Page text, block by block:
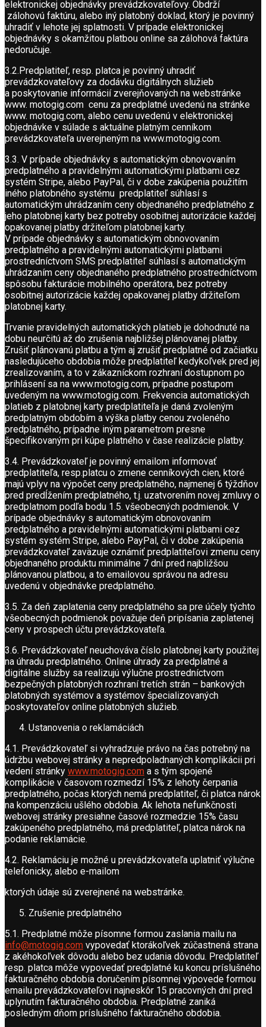
elektronickej objednávky prevádzkovateľovy. Obdrží
zálohovú faktúru, alebo iný platobný doklad, ktorý je povinný
uhradiť v lehote jej splatnosti. V prípade elektronickej
objednávky s okamžitou platbou online sa zálohová faktúra
nedoručuje.
3.2.Predplatiteľ, resp. platca je povinný uhradiť
prevádzkovateľovy za dodávku digitálnych služieb
a poskytovanie informácií zverejňovaných na webstránke
www. motogig.com cenu za predplatné uvedenú na stránke
www. motogig.com, alebo cenu uvedenú v elektronickej
objednávke v súlade s aktuálne platným cenníkom
prevádzkovateľa uverejneným na www.motogig.com.
3.3. V prípade objednávky s automatickým obnovovaním
predplatného a pravidelnými automatickými platbami cez
systém Stripe, alebo PayPal, či v dobe zakúpenia použitím
iného platobného systému predplatiteľ súhlasí s
automatickým uhrádzaním ceny objednaného predplatného z
jeho platobnej karty bez potreby osobitnej autorizácie každej
opakovanej platby držiteľom platobnej karty.
V prípade objednávky s automatickým obnovovaním
predplatného a pravidelnými automatickými platbami
prostredníctvom SMS predplatiteľ súhlasí s automatickým
uhrádzaním ceny objednaného predplatného prostredníctvom
spôsobu fakturácie mobilného operátora, bez potreby
osobitnej autorizácie každej opakovanej platby držiteľom
platobnej karty.
Trvanie pravidelných automatických platieb je dohodnuté na
dobu neurčitú až do zrušenia najbližšej plánovanej platby.
Zrušiť plánovanú platbu a tým aj zrušiť predplatné od začiatku
nasledujúceho obdobia môže predplatiteľ kedykoľvek pred jej
zrealizovaním, a to v zákazníckom rozhraní dostupnom po
prihlásení sa na www.motogig.com, prípadne postupom
uvedeným na www.motogig.com. Frekvencia automatických
platieb z platobnej karty predplatiteľa je daná zvoleným
predplatným obdobím a výška platby cenou zvoleného
predplatného, prípadne iným parametrom presne
špecifikovaným pri kúpe platného v čase realizácie platby.
3.4. Prevádzkovateľ je povinný emailom informovať
predplatiteľa, resp.platcu o zmene cenníkových cien, ktoré
majú vplyv na výpočet ceny predplatného, najmenej 6 týždňov
pred predĺžením predplatného, t.j. uzatvorením novej zmluvy o
predplatnom podľa bodu 1.5. všeobecných podmienok. V
prípade objednávky s automatickým obnovovaním
predplatného a pravidelnými automatickými platbami cez
systém systém Stripe, alebo PayPal, či v dobe zakúpenia
prevádzkovateľ zaväzuje oznámiť predplatiteľovi zmenu ceny
objednaného produktu minimálne 7 dní pred najbližšou
plánovanou platbou, a to emailovou správou na adresu
uvedenú v objednávke predplatného.
3.5. Za deň zaplatenia ceny predplatného sa pre účely týchto
všeobecných podmienok považuje deň pripísania zaplatenej
ceny v prospech účtu prevádzkovateľa.
3.6. Prevádzkovateľ neuchováva číslo platobnej karty použitej
na úhradu predplatného. Online úhrady za predplatné a
digitálne služby sa realizujú výlučne prostredníctvom
bezpečných platobných rozhraní tretích strán – bankových
platobných systémov a systémov špecializovaných
poskytovateľov online platobných služieb.
Ustanovenia o reklamáciách
4.1. Prevádzkovateľ si vyhradzuje právo na čas potrebný na
údržbu webovej stránky a nepredpoladnaných komplikácii pri
vedení stránky www.motogig.com a s tým spojené
komplikácie v časovom rozmedzí 15% z lehoty čerpania
predplatného, počas ktorých nemá predplatiteľ, či platca nárok
na kompenzáciu ušlého obdobia. Ak lehota nefunkčnosti
webovej stránky presiahne časové rozmedzie 15% času
zakúpeného predplatného, má predplatiteľ, platca nárok na
podanie reklamácie.
4.2. Reklamáciu je možné u prevádzkovateľa uplatniť výlučne
telefonicky, alebo e-mailom
ktorých údaje sú zverejnené na webstránke.
Zrušenie predplatného
5.1. Predplatné môže písomne formou zaslania mailu na
info@motogig.com vypovedať ktorákoľvek zúčastnená strana
z akéhokoľvek dôvodu alebo bez udania dôvodu. Predplatiteľ
resp. platca môže vypovedať predplatné ku koncu príslušného
fakturačného obdobia doručením písomnej výpovede formou
emailu prevádzkovateľovi najneskôr 15 pracovných dní pred
uplynutím fakturačného obdobia. Predplatné zaniká
posledným dňom príslušného fakturačného obdobia.